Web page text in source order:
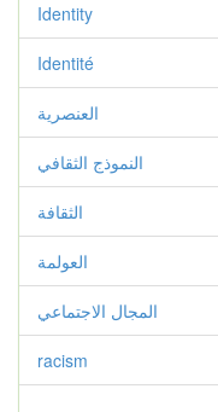
Identity
Identité
العنصرية
النموذج الثقافي
الثقافة
العولمة
المجال الاجتماعي
racism